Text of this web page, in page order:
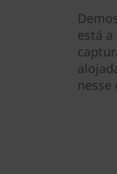
está a